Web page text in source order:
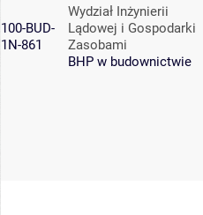
100-BUD-
1N-861
Wydział Inżynierii
Lądowej i Gospodarki
Zasobami
BHP w budownictwie